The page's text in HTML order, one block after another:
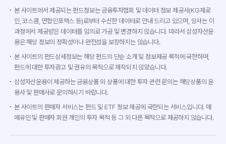
본 사이트에서 제공되는 펀드정보는 금융투자협회 및 데이터 정보 제공사(KG제로
인, 코스콤, 연합인포맥스 등)로부터 수신한 데이터로 안내 드리고 있으며, 당사는 이
과정에서 제공받은 데이터를 임의로 가공 및 변경하지 않습니다. 따라서 삼성자산운
용은 해당 정보의 정확성이나 완전성을 보장하지는 않습니다.
본 사이트의 펀드상세정보는 해당 펀드의 단순 소개 및 정보제공 목적에 국한하며,
펀드에 대한 투자광고 및 권유의 목적으로 제작되지 않았습니다.
삼성자산운용이 제공하는 금융상품 외 상품에 대한 투자 관련 문의는 해당상품의 운
용사 및 판매사로 문의하시기 바랍니다.
본 사이트의 판매자 서비스는 펀드 및 ETF 정보 제공에 국한되는 서비스입니다. 매
매유인 및 판매자 회원 개인의 투자 목적 등 그 외 다른 목적으로 제공하지 않습니다.